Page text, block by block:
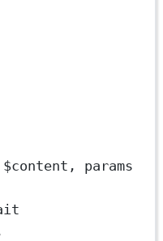
$content , params